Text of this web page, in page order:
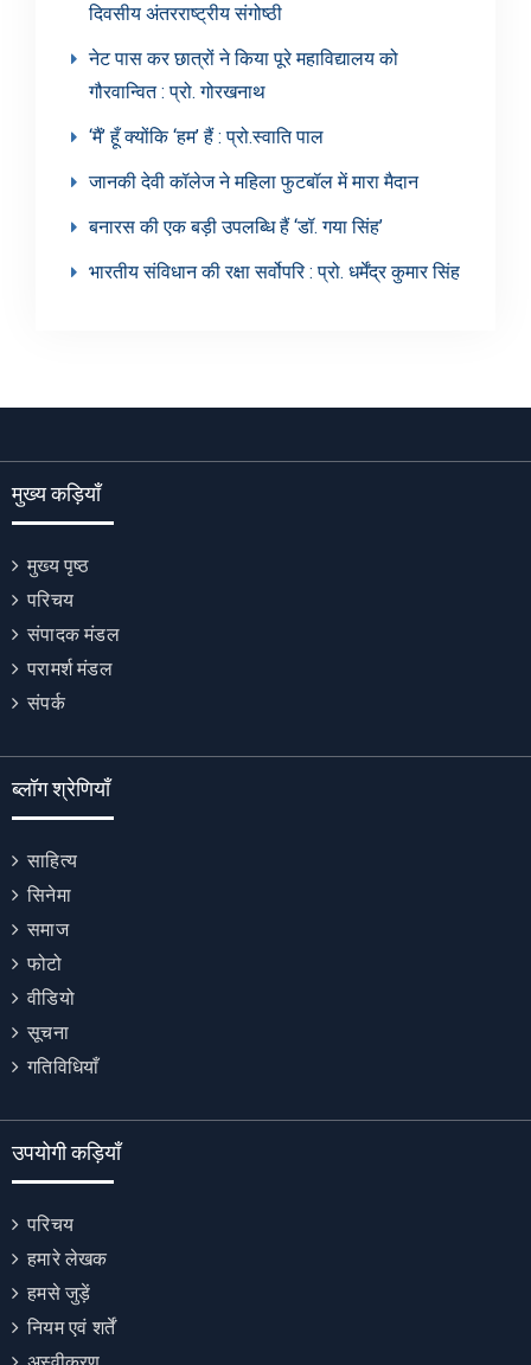
दिवसीय अंतरराष्ट्रीय संगोष्ठी
नेट पास कर छात्रों ने किया पूरे महाविद्यालय को
गौरवान्वित : प्रो. गोरखनाथ
‘मैं’ हूँ क्योंकि ‘हम’ हैं : प्रो.स्वाति पाल
जानकी देवी कॉलेज ने महिला फुटबॉल में मारा मैदान
बनारस की एक बड़ी उपलब्धि हैं ‘डॉ. गया सिंह’
भारतीय संविधान की रक्षा सर्वोपरि : प्रो. धर्मेंद्र कुमार सिंह
मुख्य कड़ियाँ
मुख्य पृष्ठ
परिचय
संपादक मंडल
परामर्श मंडल
संपर्क
ब्लॉग श्रेणियाँ
साहित्य
सिनेमा
समाज
फोटो
वीडियो
सूचना
गतिविधियाँ
उपयोगी कड़ियाँ
परिचय
हमारे लेखक
हमसे जुड़ें
नियम एवं शर्तें